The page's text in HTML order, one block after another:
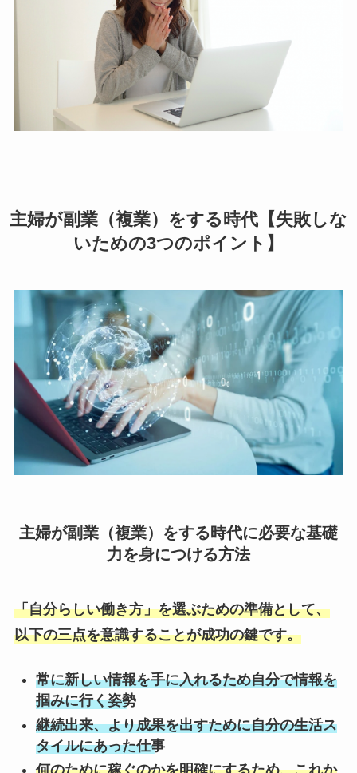
主婦が副業（複業）をする時代【失敗しな
いための3つのポイント】
主婦が副業（複業）をする時代に必要な基礎
力を身につける方法
「自分らしい働き方」を選ぶための準備として、
以下の三点を意識することが成功の鍵です。
常に新しい情報を手に入れるため自分で情報を
掴みに行く姿勢
継続出来、より成果を出すために自分の生活ス
タイルにあった仕事
何のために稼ぐのかを明確にするため、これか